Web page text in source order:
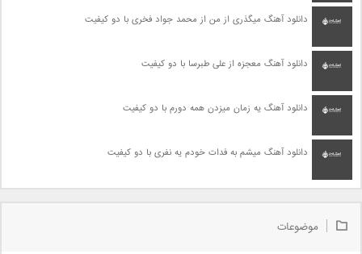
دانلود آهنگ میگذری از من از محمد جواد فخری با دو کیفیت
دانلود آهنگ معجزه از علی طبرسا با دو کیفیت
دانلود آهنگ یه زمان میزدن همه دورم با دو کیفیت
دانلود آهنگ میشم به فدات خودم یه نفری با دو کیفیت
موضوعات